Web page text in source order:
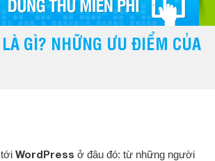
LÀ GÌ? NHỮNG ƯU ĐIỂM CỦA
WordPress ở đâu đó: từ những người